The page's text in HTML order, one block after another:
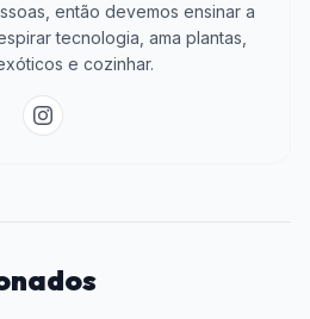
então devemos ensinar a
tecnologia, ama plantas,
e cozinhar.